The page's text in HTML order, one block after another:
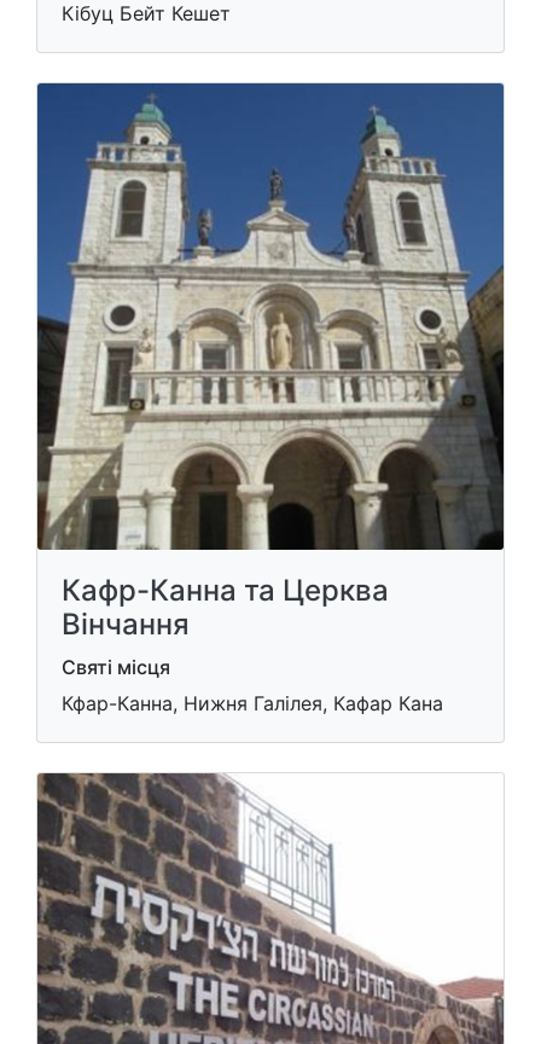
Кібуц Бейт Кешет
Кафр-Канна та Церква
Вінчання
Святі місця
Кфар-Канна, Нижня Галілея, Кафар Кана